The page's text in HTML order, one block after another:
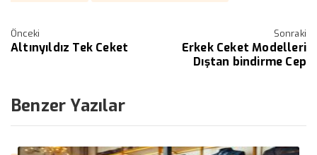
Önceki
Altınyıldız Tek Ceket
Sonraki
Erkek Ceket Modelleri
Dıştan bindirme Cep
Benzer Yazılar